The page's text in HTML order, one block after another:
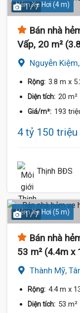
Hẻm Xe Hơi (4 m)
1 / 7
Bán nhà
Vấp, 20 m²
Nguyễn
Rộng: 3.8 m x
Diện tích: 20 m²
Giá/m²: 193
4 tỷ 150 triệu
Thịnh BĐS
Hẻm Xe Hơi (5 m)
1 / 7
Bán nhà
53 m² (4.4m x
Thành Mỹ,
Rộng: 4.4 m x
Diện tích: 53 m²